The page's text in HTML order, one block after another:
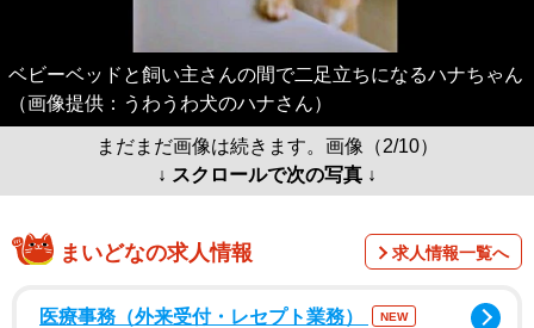
ベビーベッドと飼い主さんの間で二足立ちになるハナちゃん
（画像提供：うわうわ犬のハナさん）
まだまだ画像は続きます。画像（2/10）
↓ スクロールで次の写真 ↓
まいどなの求人情報 求人情報一覧へ
医療事務（外来受付・レセプト業務） NEW